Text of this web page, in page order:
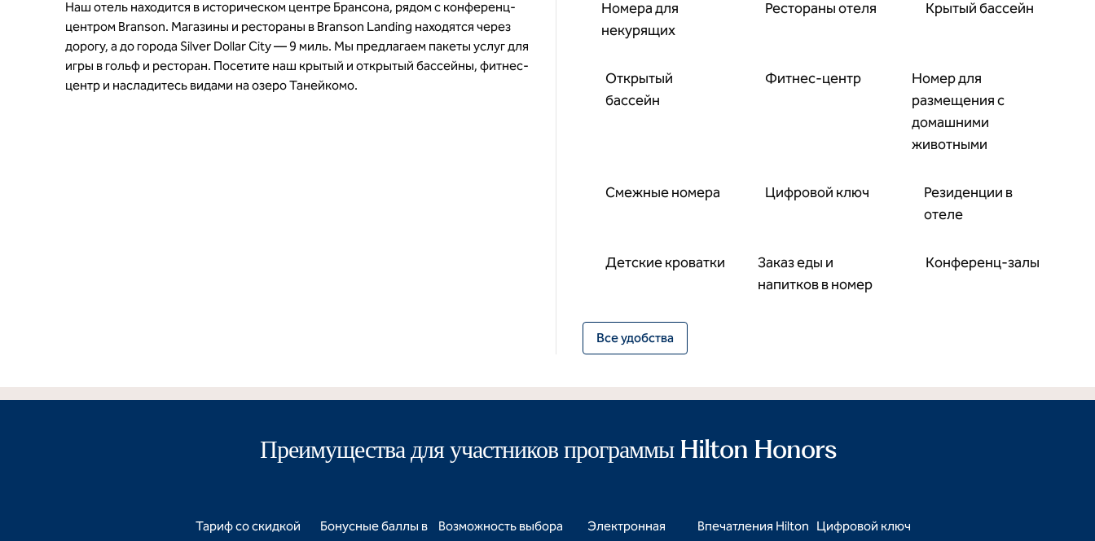
Наш отель находится в историческом центре Брансона, рядом с конференц-
центром Branson. Магазины и рестораны в Branson Landing находятся через
дорогу, а до города Silver Dollar City — 9 миль. Мы предлагаем пакеты услуг для
игры в гольф и ресторан. Посетите наш крытый и открытый бассейны, фитнес-
центр и насладитесь видами на озеро Танейкомо.
Номера для
некурящих
Рестораны отеля Крытый бассейн
Открытый
бассейн
Фитнес-центр
Номер для
размещения с
домашними
животными
Смежные номера Цифровой ключ
Резиденции в
отеле
Детские кроватки
Заказ еды и
напитков в номер
Конференц-залы
Все удобства
Преимущества для участников программы Hilton Honors
Тариф со скидкой
Бонусные баллы в
Возможность выбора
Электронная
Впечатления Hilton Цифровой ключ